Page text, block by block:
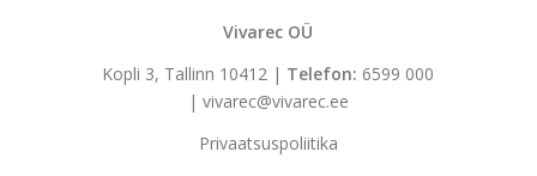
Vivarec OÜ
Kopli 3, Tallinn 10412 | Telefon: 6599 000
| vivarec@vivarec.ee
Privaatsuspoliitika